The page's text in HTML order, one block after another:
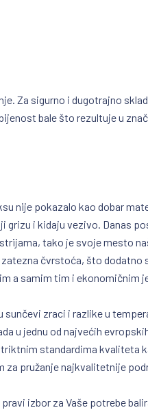
Za sigurno i dugotrajno
bale što rezultuje u
nije pokazalo kao dobar
i kidaju vezivo. Danas
tako je svoje mesto
čvrstoća, što
a samim tim i ekonomičnim
zraci i razlike u
u jednu od najvećih
standardima kvaliteta
za pružanje najkvalitetnije
izbor za Vaše potrebe